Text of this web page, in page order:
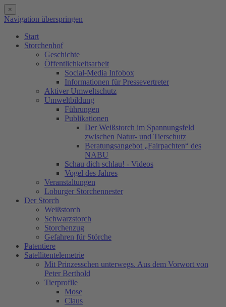
×
Navigation überspringen
Start
Storchenhof
Geschichte
Öffentlichkeitsarbeit
Social-Media Infobox
Informationen für Pressevertreter
Aktiver Umweltschutz
Umweltbildung
Führungen
Publikationen
Der Weißstorch im Spannungsfeld
zwischen Natur- und Tierschutz
Beratungsangebot „Fairpachten“ des
NABU
Schau dich schlau! - Videos
Vogel des Jahres
Veranstaltungen
Loburger Storchennester
Der Storch
Weißstorch
Schwarzstorch
Storchenzug
Gefahren für Störche
Patentiere
Satellitentelemetrie
Mit Prinzesschen unterwegs. Aus dem Vorwort von
Peter Berthold
Tierprofile
Mose
Claus